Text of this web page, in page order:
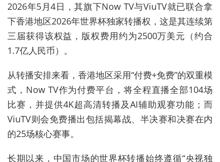
2026年5月4日，其旗下Now TV与ViuTV就已联合拿
下香港地区2026年世界杯独家转播权，这是其连续第
三届获得该权益，版权费用约为2500万美元（约合
1.7亿人民币）。
从转播安排来看，香港地区采用“付费+免费”的双重模
式，Now TV作为付费平台，将全程直播全部104场
比赛，并提供4K超高清转播及AI辅助观赛功能；而
ViuTV则会免费播出包括揭幕战、半决赛和决赛在内
的25场核心赛事。
长期以来，中国市场的世界杯转播始终遵循“央视独